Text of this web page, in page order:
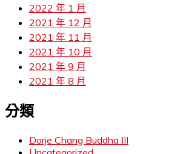
2022 年 1 月
2021 年 12 月
2021 年 11 月
2021 年 10 月
2021 年 9 月
2021 年 8 月
分類
Dorje Chang Buddha III